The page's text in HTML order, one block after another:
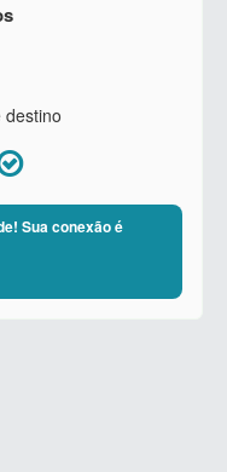
destino
Sua conexão é